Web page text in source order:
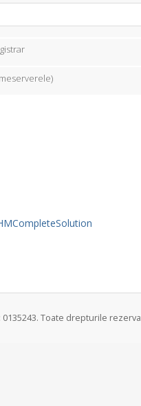
Toate drepturile